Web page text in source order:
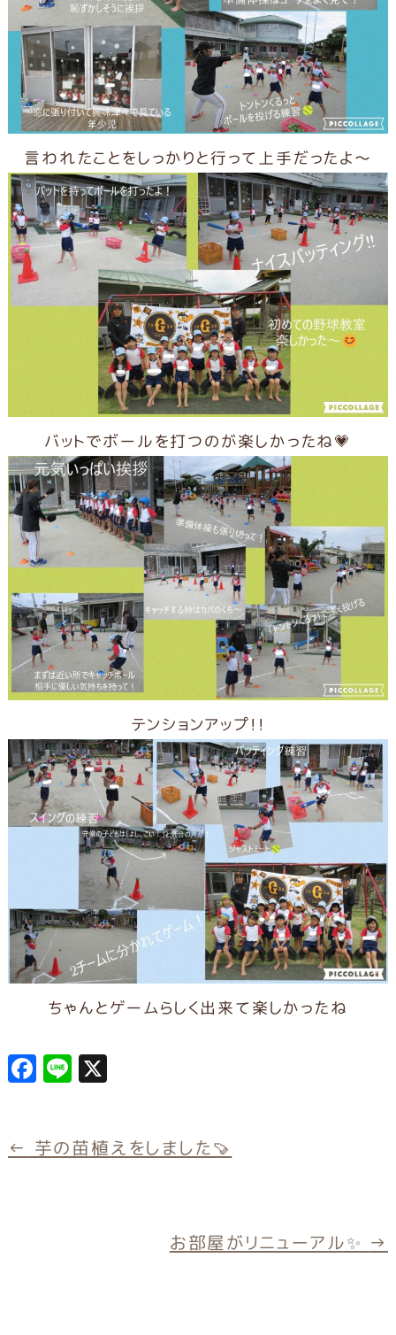
言われたことをしっかりと行って上手だったよ～
バットでボールを打つのが楽しかったね💗
テンションアップ!!
ちゃんとゲームらしく出来て楽しかったね
F
e
L X
← 芋の苗植えをしました🍠
お部屋がリニューアル✨ →